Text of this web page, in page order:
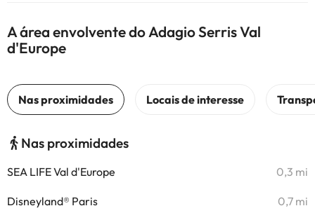
A área envolvente do Adagio Serris Val
d'Europe
Nas proximidades
SEA LIFE Val d'Europe 0,3 mi
Disneyland® Paris 0,7 mi